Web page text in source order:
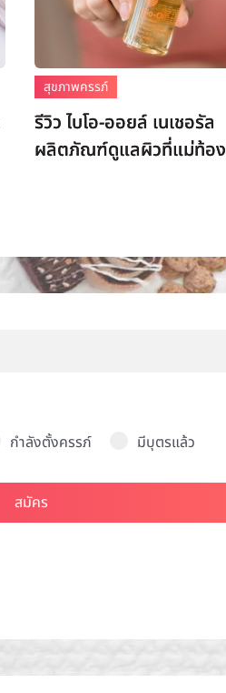
สุขภาพครรภ์
รีวิว ไบโอ-ออยล์ เนเชอรัล
ผลิตภัณฑ์ดูแลผิวที่แม่ท้อง
กำลังตั้งครรภ์ มีบุตรแล้ว
สมัคร